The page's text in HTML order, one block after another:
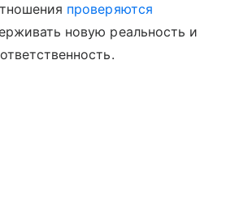
проверяются
новую реальность и